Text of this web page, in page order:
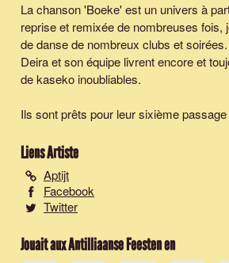
La chanson 'Boeke' est un univers à
reprise et remixée de nombreuses fois,
de danse de nombreux clubs et
Deira et son équipe livrent encore et
de kaseko inoubliables.
Ils sont prêts pour leur sixième
Liens Artiste
Aptijt
Facebook
Twitter
Jouait aux Antilliaanse Feesten en